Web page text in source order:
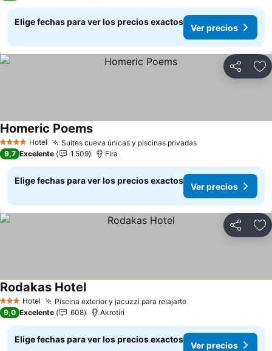
Elige fechas para ver los precios exactos
Ver precios
Compartir
4 EstrellasHotel Suites cueva únicas y piscinas privadasVer precios
Homeric PoemsVer precios
9,7 Excelente 1.509 Fira
Elige fechas para ver los precios exactos
Ver precios
Compartir
3 Estrellas
Hotel Piscina exterior y jacuzzi para relajarteVer precios
Rodakas HotelVer precios
9,0 Excelente 608 Akrotiri
Elige fechas para ver los precios exactos
Ver precios